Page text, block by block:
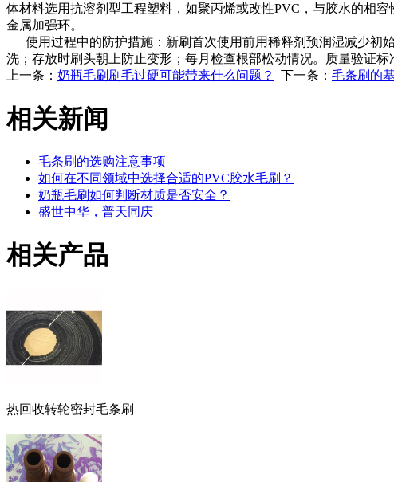
体材料选用抗溶剂型工程塑料，如聚丙烯或改性PVC，与胶水的相
金属加强环。
使用过程中的防护措施：新刷首次使用前用稀释剂预润湿减少初
洗；存放时刷头朝上防止变形；每月检查根部松动情况。质量验证
上一条： 奶瓶毛刷刷毛过硬可能带来什么问题？ 下一条： 毛条刷的
相关新闻
毛条刷的选购注意事项
如何在不同领域中选择合适的PVC胶水毛刷？
奶瓶毛刷如何判断材质是否安全？
盛世中华，普天同庆
相关产品
热回收转轮密封毛条刷